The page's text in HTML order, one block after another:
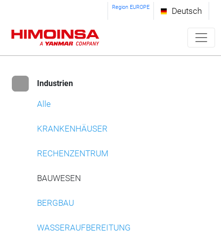
Region EUROPE Deutsch
Industrien
Alle
KRANKENHÄUSER
RECHENZENTRUM
BAUWESEN
BERGBAU
WASSERAUFBEREITUNG